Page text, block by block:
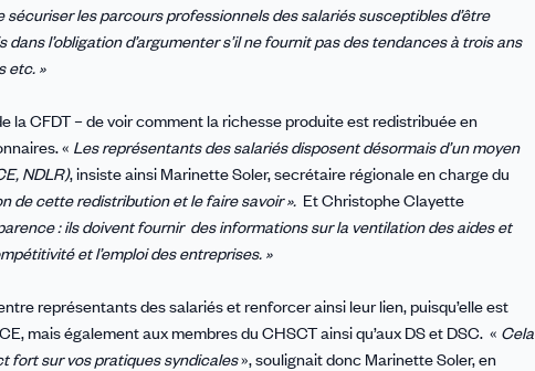
les parcours professionnels des salariés susceptibles d’être
dans l’obligation d’argumenter s’il ne fournit pas des tendances à trois ans
etc. »
la CFDT – de voir comment la richesse produite est redistribuée en
« Les représentants des salariés disposent désormais d’un moyen
NDLR), insiste ainsi Marinette Soler, secrétaire régionale en charge du
de cette redistribution et le faire savoir ». Et Christophe Clayette
: ils doivent fournir des informations sur la ventilation des aides et
et l’emploi des entreprises. »
représentants des salariés et renforcer ainsi leur lien, puisqu’elle est
mais également aux membres du CHSCT ainsi qu’aux DS et DSC. « Cela
fort sur vos pratiques syndicales», soulignait donc Marinette Soler, en